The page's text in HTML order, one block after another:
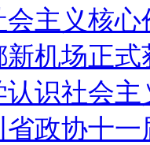
会主义核
新机场正式
认识社会
省政协十